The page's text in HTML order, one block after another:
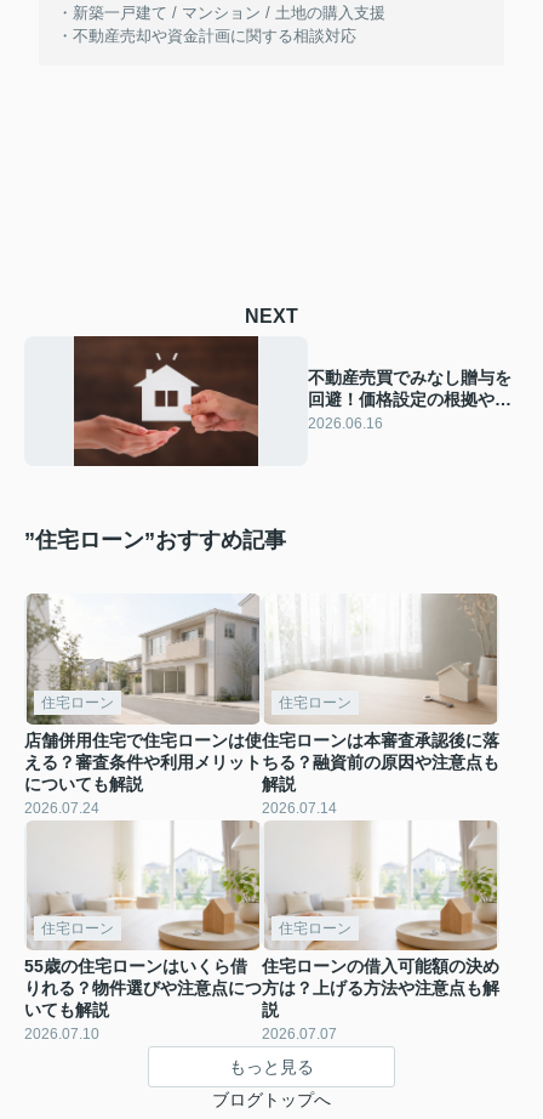
・新築一戸建て / マンション / 土地の購入支援
・不動産売却や資金計画に関する相談対応
NEXT
不動産売買でみなし贈与を
回避！価格設定の根拠や判
定基準についても解説
2026.06.16
”住宅ローン”おすすめ記事
住宅ローン
店舗併用住宅で住宅ローンは使
える？審査条件や利用メリット
についても解説
2026.07.24
住宅ローン
住宅ローンは本審査承認後に落
ちる？融資前の原因や注意点も
解説
2026.07.14
住宅ローン
55歳の住宅ローンはいくら借
りれる？物件選びや注意点につ
いても解説
2026.07.10
住宅ローン
住宅ローンの借入可能額の決め
方は？上げる方法や注意点も解
説
2026.07.07
もっと見る
ブログトップへ